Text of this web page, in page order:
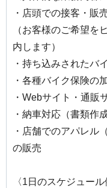
・店頭での接客・販
（お客様のご希望を
内します）
・持ち込みされたバ
・各種バイク保険の
・Webサイト・通販
・納車対応（書類作
・店舗でのアパレル
の販売
〈1日のスケジュール